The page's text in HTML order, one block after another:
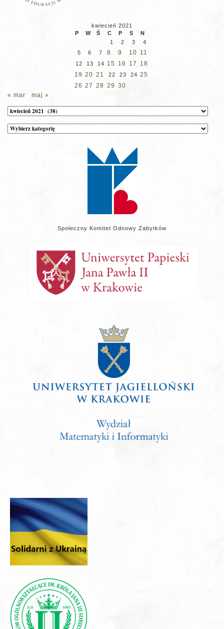
kwiecień 2021
P
W Ś C P S
N
1
2 3
4
5
6 7 8 9 10 11
12 13 14 15 16 17
18
19 20 21 22 23 24 25
26 27 28 29 30
« mar
maj »
Archiwum
Kategorie
wpisów
Społeczny Komitet Odnowy Zabytków